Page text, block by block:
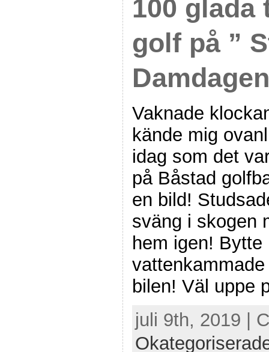
100 glada
golf på ”
Vaknade
kände mig
idag som det
på Båstad
en bild!
sväng i skogen
hem igen! Bytte
bilen! Väl uppe
juli 9th, 2019 |